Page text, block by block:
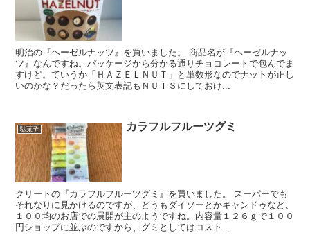
明治の『ヘーゼルナッツ』を買いました。 商品名が『ヘーゼルナッ
ツ』なんですね。パッケージから分かる通りチョコレートで包んでま
すけど。ていうか「ＨＡＺＥＬＮＵＴ」と単数形なのでナットが正し
いのかな？だったら英文表記もＮＵＴＳにしておけ...
駄菓子 カラフルフルーツグミ
クリートの『カラフルフルーツグミ』を買いました。 スーパーでも
それなりに見かけるのですが、どうもダイソーとかキャンドゥなど、
１００均のお店での展開が主のようですね。内容量１２６ｇで１００
円ショップに並ぶのですから、グミとしてはコスト...